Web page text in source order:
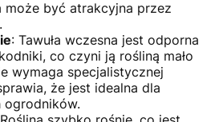
może być atrakcyjna przez
: Tawuła wczesna jest odporna
co czyni ją rośliną mało
wymaga specjalistycznej
że jest idealna dla
ogrodników.